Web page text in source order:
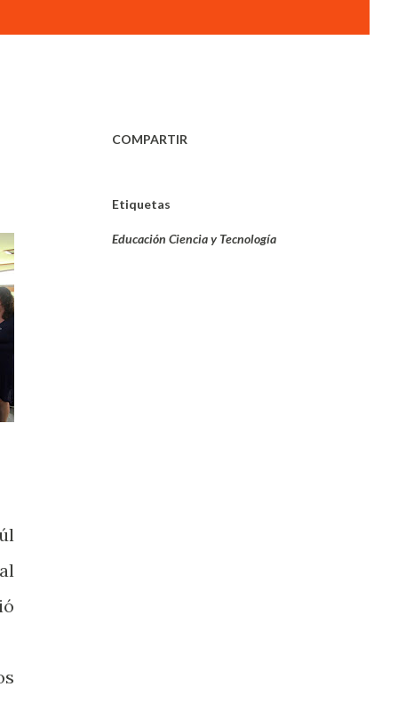
COMPARTIR
Etiquetas
Educación Ciencia y Tecnología